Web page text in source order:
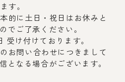
す。
的に土日・祝日はお休みと
でご了承ください。
け付けております。
お問い合わせにつきまして
となる場合がございます。